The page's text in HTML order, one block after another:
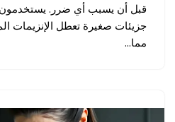
قبل أن يسبب أي ضرر. يستخدمون
جزيئات صغيرة تعطل الإنزيمات
مما…